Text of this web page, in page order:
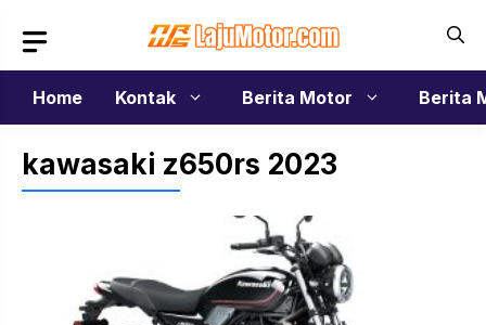
isi
Home
Kontak Berita Motor Berita
kawasaki z650rs 2023